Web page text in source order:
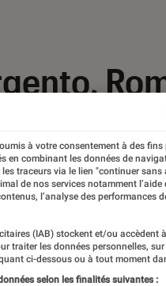
à votre consentement à des
en combinant les données de
traceurs via le lien "continuer sans
de nos services notamment
l’analyse des performances
(IAB) stockent et/ou accèdent
traiter les données personnelles,
ci-dessous ou à tout moment
selon les finalités suivantes :